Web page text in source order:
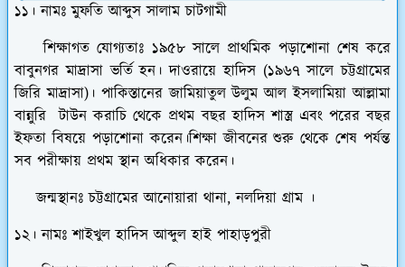
১১। নামঃ মুফতি আব্দুস সালাম চাটগামী
শিক্ষাগত যোগ্যতাঃ ১৯৫৮ সালে প্রাথমিক পড়াশোনা শেষ করে
বাবুনগর মাদ্রাসা ভর্তি হন। দাওরায়ে হাদিস (১৯৬৭ সালে চট্টগ্রামের
জিরি মাদ্রাসা)। পাকিস্তানের জামিয়াতুল উলুম আল ইসলামিয়া আল্লামা
বান্নুরি টাউন করাচি থেকে প্রথম বছর হাদিস শাস্ত্র এবং পরের বছর
ইফতা বিষয়ে পড়াশোনা করেন।শিক্ষা জীবনের শুরু থেকে শেষ পর্যন্ত
সব পরীক্ষায় প্রথম স্থান অধিকার করেন।
জন্মস্থানঃ চট্টগ্রামের আনোয়ারা থানা, নলদিয়া গ্রাম ।
১২। নামঃ শাইখুল হাদিস আব্দুল হাই পাহাড়পুরী